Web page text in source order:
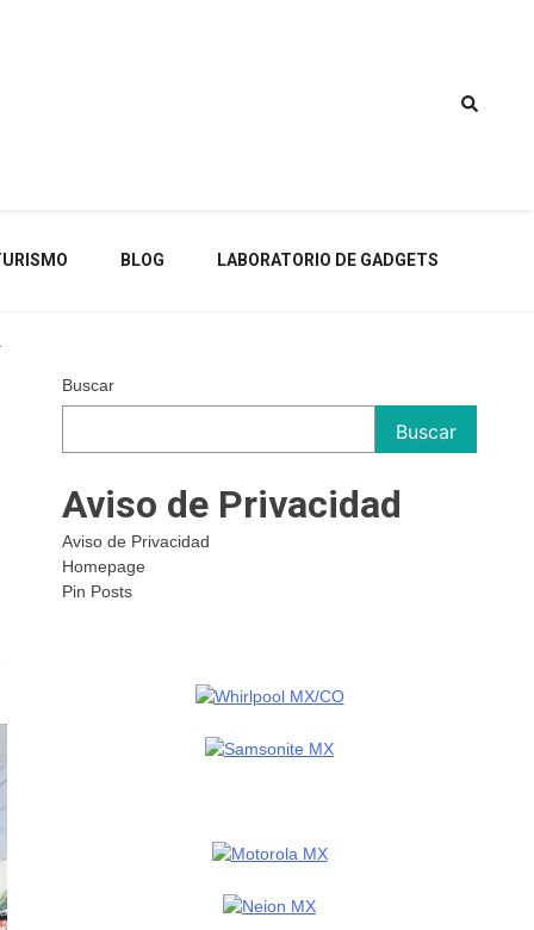
BLOG LABORATORIO DE GADGETS
Buscar
Buscar
Aviso de Privacidad
Aviso de Privacidad
Homepage
Pin Posts